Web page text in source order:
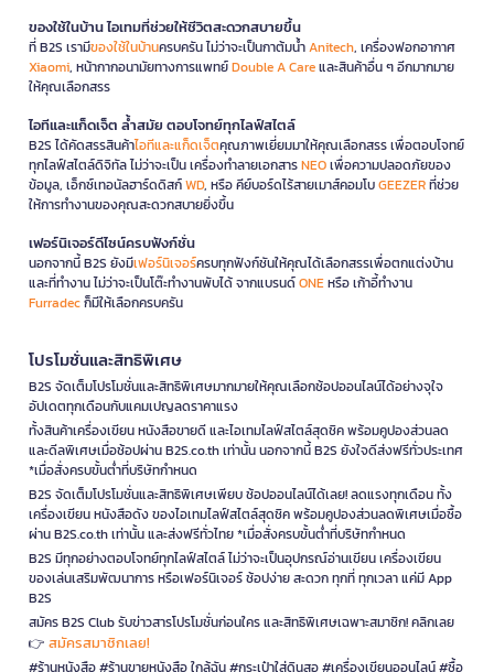
ของใช้ในบ้าน ไอเทมที่ช่วยให้ชีวิตสะดวกสบายขึ้น
ที่ B2S เรามีของใช้ในบ้านครบครัน ไม่ว่าจะเป็นกาต้มน้ำAnitech, เครื่องฟอกอากาศ
Xiaomi, หน้ากากอนามัยทางการแพทย์Double A Careและสินค้าอื่น ๆ อีกมากมาย
ให้คุณเลือกสรร
ไอทีและแก็ดเจ็ต ล้ำสมัย ตอบโจทย์ทุกไลฟ์สไตล์
B2S ได้คัดสรรสินค้าไอทีและแก็ดเจ็ตคุณภาพเยี่ยมมาให้คุณเลือกสรร เพื่อตอบโจทย์
ทุกไลฟ์สไตล์ดิจิทัล ไม่ว่าจะเป็น เครื่องทำลายเอกสารNEOเพื่อความปลอดภัยของ
ข้อมูล, เอ็กซ์เทอนัลฮาร์ดดิสก์WD, หรือ คีย์บอร์ดไร้สายเมาส์คอมโบGEEZERที่ช่วย
ให้การทำงานของคุณสะดวกสบายยิ่งขึ้น
เฟอร์นิเจอร์ดีไซน์ครบฟังก์ชั่น
นอกจากนี้ B2S ยังมีเฟอร์นิเจอร์ครบทุกฟังก์ชันให้คุณได้เลือกสรรเพื่อตกแต่งบ้าน
และที่ทำงาน ไม่ว่าจะเป็นโต๊ะทำงานพับได้ จากแบรนด์ONEหรือ เก้าอี้ทำงาน
Furradecก็มีให้เลือกครบครัน
โปรโมชั่นและสิทธิพิเศษ
B2S จัดเต็มโปรโมชั่นและสิทธิพิเศษมากมายให้คุณเลือกช้อปออนไลน์ได้อย่างจุใจ
อัปเดตทุกเดือนกับแคมเปญลดราคาแรง
ทั้งสินค้าเครื่องเขียน หนังสือขายดี และไอเทมไลฟ์สไตล์สุดชิค พร้อมคูปองส่วนลด
และดีลพิเศษเมื่อช้อปผ่าน B2S.co.th เท่านั้น นอกจากนี้ B2S ยังใจดีส่งฟรีทั่วประเทศ
*เมื่อสั่งครบขั้นต่ำที่บริษัทกำหนด
B2S จัดเต็มโปรโมชั่นและสิทธิพิเศษเพียบ ช้อปออนไลน์ได้เลย! ลดแรงทุกเดือน ทั้ง
เครื่องเขียน หนังสือดัง ของไอเทมไลฟ์สไตล์สุดชิค พร้อมคูปองส่วนลดพิเศษเมื่อซื้อ
ผ่าน B2S.co.th เท่านั้น และส่งฟรีทั่วไทย *เมื่อสั่งครบขั้นต่ำที่บริษัทกำหนด
B2S มีทุกอย่างตอบโจทย์ทุกไลฟ์สไตล์ ไม่ว่าจะเป็นอุปกรณ์อ่านเขียน เครื่องเขียน
ของเล่นเสริมพัฒนาการ หรือเฟอร์นิเจอร์ ช้อปง่าย สะดวก ทุกที่ ทุกเวลา แค่มี App
B2S
สมัคร B2S Club รับข่าวสารโปรโมชั่นก่อนใคร และสิทธิพิเศษเฉพาะสมาชิก! คลิกเลย
👉 สมัครสมาชิกเลย!
#ร้านหนังสือ #ร้านขายหนังสือ ใกล้ฉัน #กระเป๋าใส่ดินสอ #เครื่องเขียนออนไลน์ #ซื้อ